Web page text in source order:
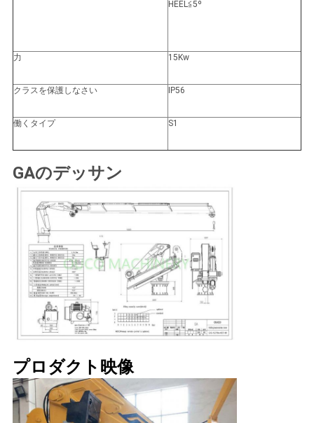
ー
HEEL≦5º
力 15Kw
クラスを保護しなさい IP56
働くタイプ S1
GAのデッサン
プロダクト映像